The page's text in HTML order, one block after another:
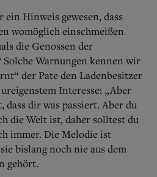
ein Hinweis gewesen, dass
womöglich einschmeißen
die Genossen der
Solche Warnungen kennen wir
der Pate den Ladenbesitzer
Interesse: „Aber
dir was passiert. Aber du
die Welt ist, daher solltest du
immer. Die Melodie ist
bislang noch nie aus dem
gehört.